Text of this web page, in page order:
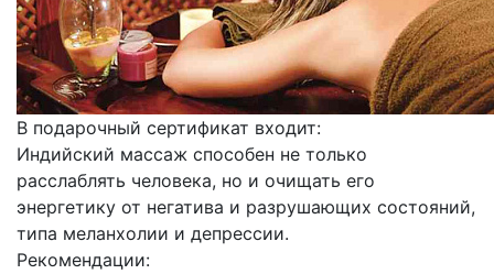
В подарочный сертификат входит:
Индийский массаж способен не только
расслаблять человека, но и очищать его
энергетику от негатива и разрушающих состояний,
типа меланхолии и депрессии.
Рекомендации: